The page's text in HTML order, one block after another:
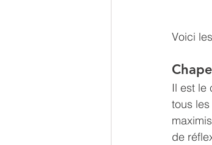
Voici
Il est le
tous
de